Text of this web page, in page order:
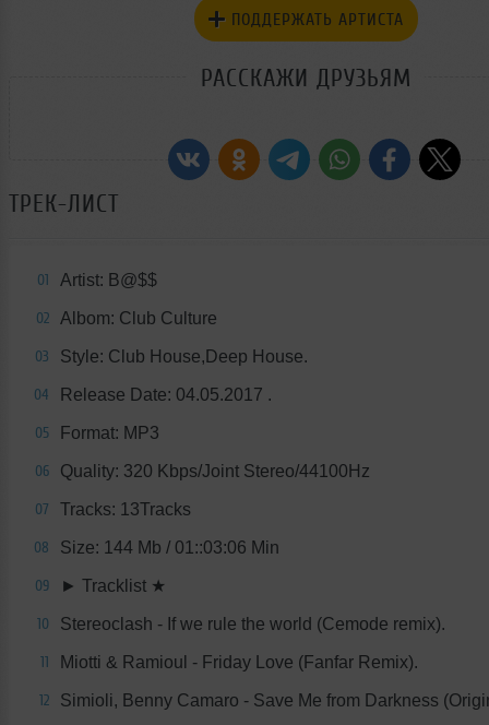
ПОДДЕРЖАТЬ АРТИСТА
РАССКАЖИ ДРУЗЬЯМ
ТРЕК-ЛИСТ
01 Artist: B@$$
02 Albom: Club Culture
03 Style: Club House,Deep House.
04 Release Date: 04.05.2017 .
05 Format: MP3
06 Quality: 320 Kbps/Joint Stereo/44100Hz
07 Tracks: 13Tracks
08 Size: 144 Mb / 01::03:06 Min
09 ► Tracklist ★
10 Stereoclash - If we rule the world (Cemode remix).
11 Miotti & Ramioul - Friday Love (Fanfar Remix).
12 Simioli, Benny Camaro - Save Me from Darkness